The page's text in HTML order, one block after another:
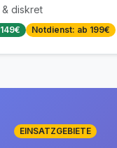
diskret
Notdienst: ab 199€
EINSATZGEBIETE